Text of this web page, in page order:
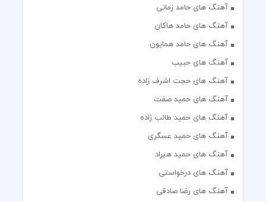
آهنگ های حامد زمانی
آهنگ های حامد هاکان
آهنگ های حامد همایون
آهنگ های حبیب
آهنگ های حجت اشرف زاده
آهنگ های حمید صفت
آهنگ های حمید طالب زاده
آهنگ های حمید عسگری
آهنگ های حمید هیراد
آهنگ های درخواستی
آهنگ های رضا صادقی